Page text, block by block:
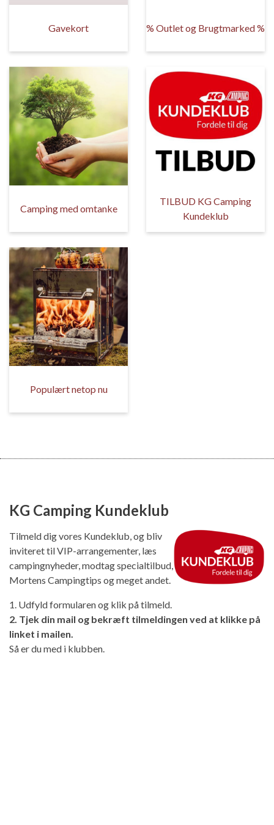
Gavekort % Outlet og Brugtmarked %
Camping med omtanke
TILBUD KG Camping
Kundeklub
Populært netop nu
KG Camping Kundeklub
Tilmeld dig vores Kundeklub, og bliv
inviteret til VIP-arrangementer, læs
campingnyheder, modtag specialtilbud,
Mortens Campingtips og meget andet.
1. Udfyld formularen og klik på tilmeld.
2. Tjek din mail og bekræft tilmeldingen ved at klikke på
linket i mailen.
Så er du med i klubben.